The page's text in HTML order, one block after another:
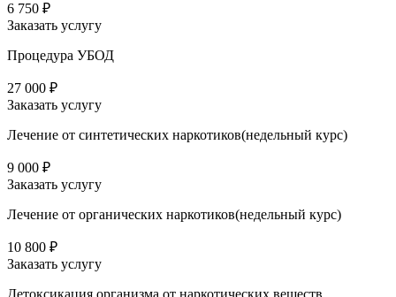
6 750 ₽
Заказать услугу
Процедура УБОД
27 000 ₽
Заказать услугу
Лечение от синтетических наркотиков(недельный курс)
9 000 ₽
Заказать услугу
Лечение от органических наркотиков(недельный курс)
10 800 ₽
Заказать услугу
Детоксикация организма от наркотических веществ